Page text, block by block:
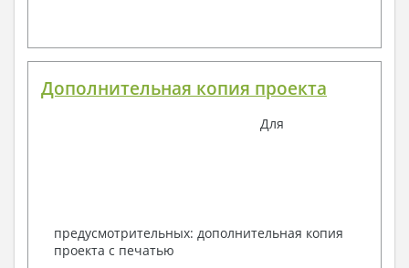
Дополнительная копия проекта
Для
предусмотрительных: дополнительная копия
проекта с печатью